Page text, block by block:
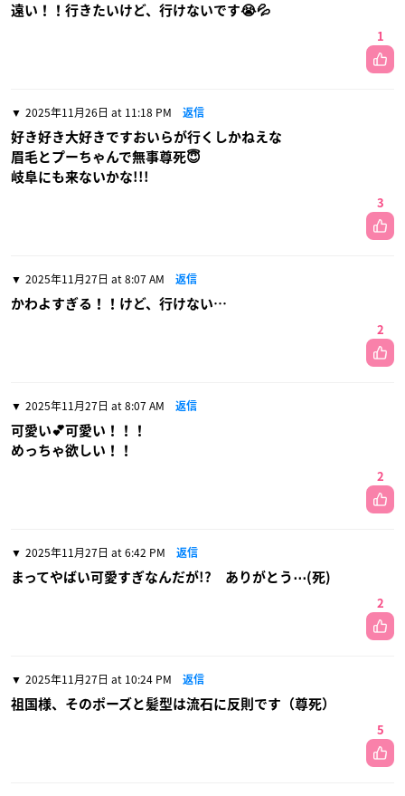
遠い！！行きたいけど、行けないです😭💦
1
2025年11月26日 at 11:18 PM 返信
好き好き大好きですおいらが行くしかねえな
眉毛とプーちゃんで無事尊死😇
岐阜にも来ないかな!!!
3
2025年11月27日 at 8:07 AM 返信
かわよすぎる！！けど、行けない…
2
2025年11月27日 at 8:07 AM 返信
可愛い💕可愛い！！！
めっちゃ欲しい！！
2
2025年11月27日 at 6:42 PM 返信
まってやばい可愛すぎなんだが!? ありがとう⋯(死)
2
2025年11月27日 at 10:24 PM 返信
祖国様、そのポーズと髪型は流石に反則です（尊死）
5